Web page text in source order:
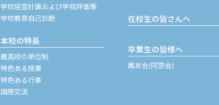
学校経営計画および学校評価等
学校教育自己診断
本校の特長
鳳高校の単位制
特色ある授業
特色ある行事
国際交流
在校生の皆さんへ
卒業生の皆様へ
鳳友会(同窓会)